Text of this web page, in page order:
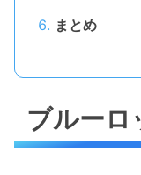
まとめ
ブルーロ